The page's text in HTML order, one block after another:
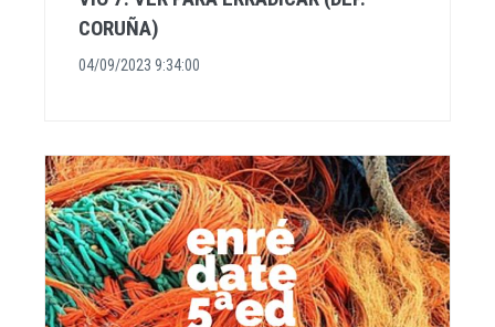
CORUÑA)
04/09/2023 9:34:00